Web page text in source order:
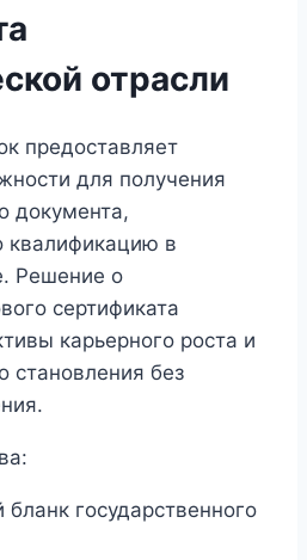
отрасли
предоставляет
для получения
документа,
в
Решение о
сертификата
карьерного роста и
становления без
государственного